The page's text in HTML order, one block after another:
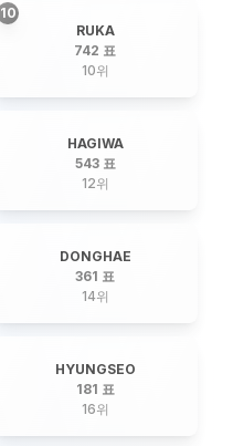
10
RUKA
742 표
10위
HAGIWA
543 표
12위
DONGHAE
361 표
14위
HYUNGSEO
181 표
16위